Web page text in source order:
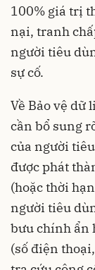
100% giá trị
nại, tranh
người tiêu
sự cố.
Về Bảo vệ dữ
cần bổ sung
của người
được phát
(hoặc thời
người tiêu
bưu chính ẩn
(số điện